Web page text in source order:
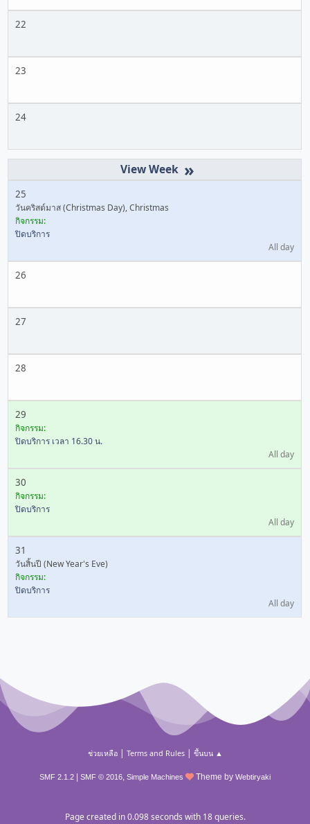
22
23
24
»
25
วันคริสต์มาส (Christmas Day), Christmas
กิจกรรม:
ปิดบริการ
All day
26
27
28
29
กิจกรรม:
ปิดบริการ เวลา 16.30 น.
All day
30
กิจกรรม:
ปิดบริการ
All day
31
วันสิ้นปี (New Year's Eve)
กิจกรรม:
ปิดบริการ
All day
ช่วยเหลือ| Terms and Rules| ขึ้นบน ▲
SMF 2.1.2 SMF © 2016, Simple Machines Theme by Webtiryaki
Page created in 0.098 seconds with 18 queries.